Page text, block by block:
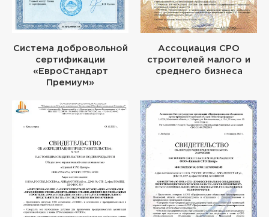
Система добровольной
сертификации
«ЕвроСтандарт
Премиум»
Ассоциация СРО
строителей малого и
среднего бизнеса